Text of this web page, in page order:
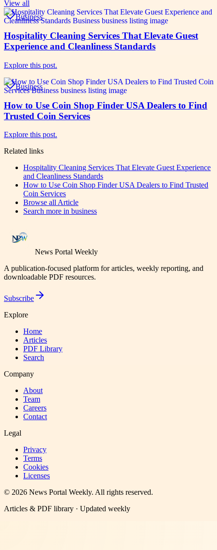
View all
Business
Hospitality Cleaning Services That Elevate Guest
Experience and Cleanliness Standards
Explore this post.
Business
How to Use Coin Shop Finder USA Dealers to Find
Trusted Coin Services
Explore this post.
Related links
Hospitality Cleaning Services That Elevate Guest Experience
and Cleanliness Standards
How to Use Coin Shop Finder USA Dealers to Find Trusted
Coin Services
Browse all Article
Search more in business
News Portal Weekly
A publication-focused platform for articles, weekly reporting, and
downloadable PDF resources.
Subscribe
Explore
Home
Articles
PDF Library
Search
Company
About
Team
Careers
Contact
Legal
Privacy
Terms
Cookies
Licenses
© 2026 News Portal Weekly. All rights reserved.
Articles & PDF library · Updated weekly